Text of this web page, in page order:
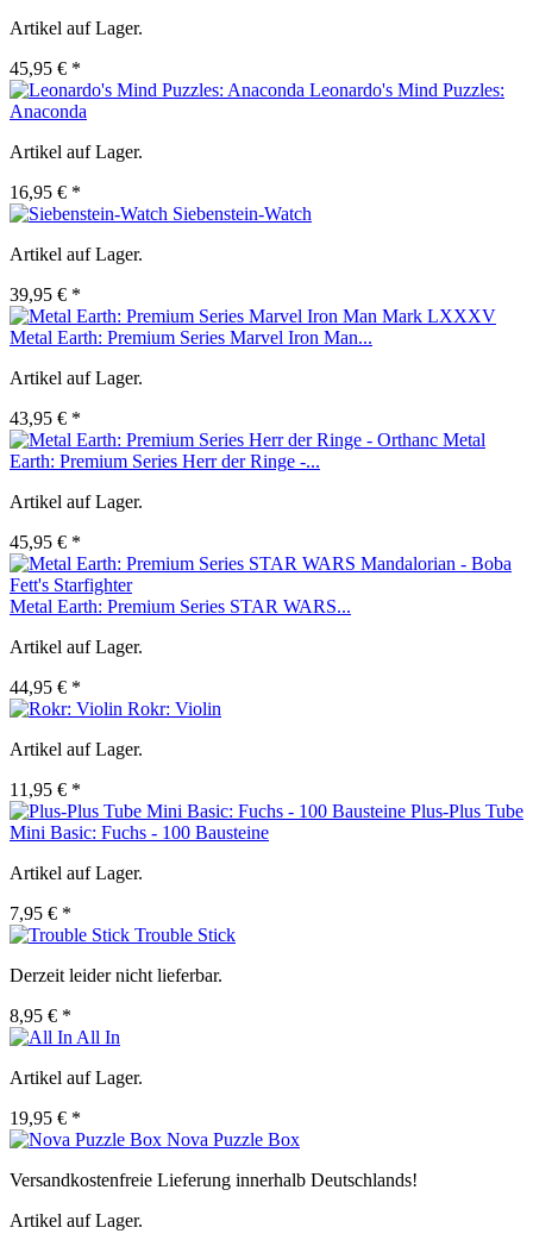
Artikel auf Lager.
45,95 € *
Leonardo's Mind Puzzles:
Anaconda
Artikel auf Lager.
16,95 € *
Siebenstein-Watch
Artikel auf Lager.
39,95 € *
Metal Earth: Premium Series Marvel Iron Man...
Artikel auf Lager.
43,95 € *
Metal
Earth: Premium Series Herr der Ringe -...
Artikel auf Lager.
45,95 € *
Metal Earth: Premium Series STAR WARS...
Artikel auf Lager.
44,95 € *
Rokr: Violin
Artikel auf Lager.
11,95 € *
Plus-Plus Tube
Mini Basic: Fuchs - 100 Bausteine
Artikel auf Lager.
7,95 € *
Trouble Stick
Derzeit leider nicht lieferbar.
8,95 € *
All In
Artikel auf Lager.
19,95 € *
Nova Puzzle Box
Versandkostenfreie Lieferung innerhalb Deutschlands!
Artikel auf Lager.